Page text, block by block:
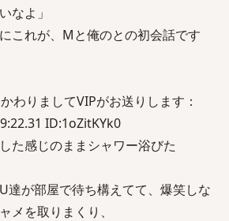
なよ」
これが、Mと俺のとの初会話です
わりましてVIPがお送りします：
ID:1oZitKYk0
た感じのままシャワー浴びた
達が部屋で待ち構えてて、爆笑しな
メを取りまくり、